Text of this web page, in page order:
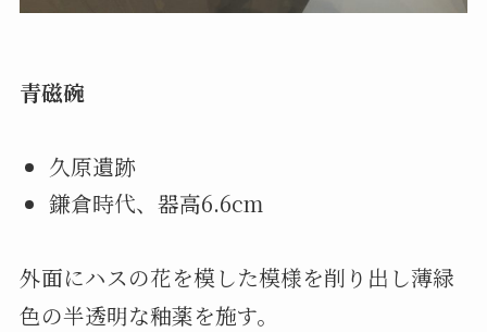
青磁碗
久原遺跡
鎌倉時代、器高6.6cm
外面にハスの花を模した模様を削り出し薄緑
色の半透明な釉薬を施す。